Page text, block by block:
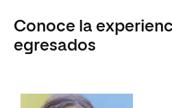
Conoce la
egresados